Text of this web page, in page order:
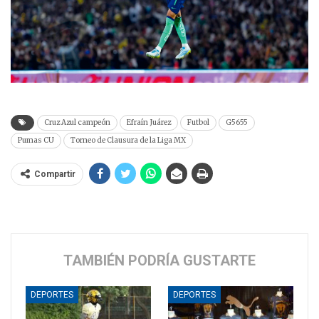
Cruz Azul campeón Efraín Juárez Futbol
G5655
Pumas CU
Torneo de Clausura de la Liga MX
Compartir
TAMBIÉN PODRÍA GUSTARTE
DEPORTES DEPORTES